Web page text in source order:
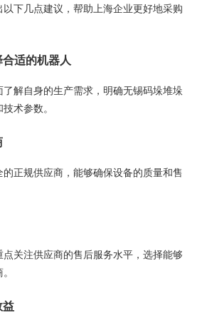
下几点建议，帮助上海企业更好地采购
合适的机器人
解自身的生产需求，明确无锡码垛堆垛
术参数。
正规供应商，能够确保设备的质量和售
关注供应商的售后服务水平，选择能够
益